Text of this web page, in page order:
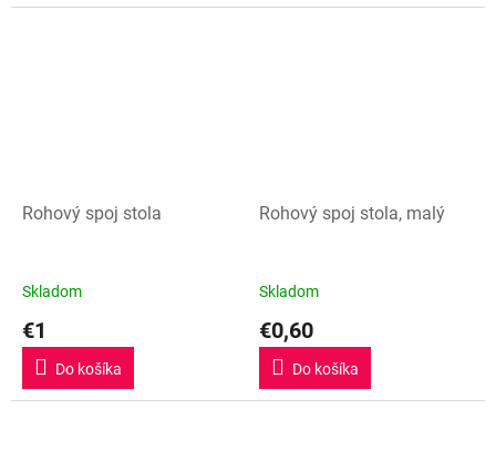
hviezdičiek.
Rohový spoj stola
Skladom
€1
Do košíka
Rohový spoj stola, malý
Skladom
€0,60
Do košíka